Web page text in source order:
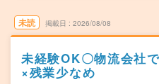
未読 掲載日 2026/08/08
未経験OK〇物流会社
×残業少なめ